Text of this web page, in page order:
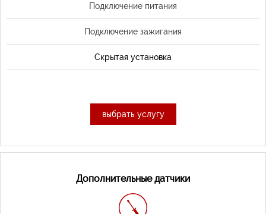
Подключение питания
Подключение зажигания
Скрытая установка
выбрать услугу
Дополнительные датчики